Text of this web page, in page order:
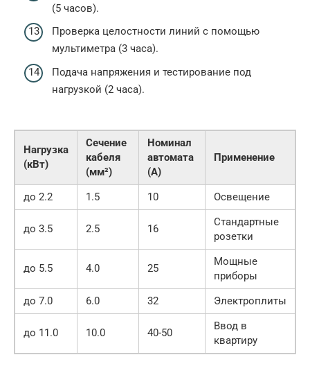
(5 часов).
Проверка целостности линий с помощью
мультиметра (3 часа).
Подача напряжения и тестирование под
нагрузкой (2 часа).
Нагрузка
(кВт)
Сечение
кабеля
(мм²)
Номинал
автомата
(А)
Применение
до 2.2 1.5 10 Освещение
до 3.5 2.5 16
Стандартные
розетки
до 5.5 4.0 25
Мощные
приборы
до 7.0
6.0 32 Электроплиты
до 11.0 10.0 40-50
Ввод в
квартиру